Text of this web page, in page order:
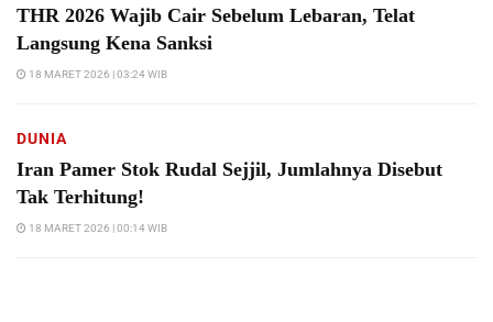
THR 2026 Wajib Cair Sebelum Lebaran, Telat
Langsung Kena Sanksi
18 MARET 2026 | 03:24 WIB
DUNIA
Iran Pamer Stok Rudal Sejjil, Jumlahnya Disebut
Tak Terhitung!
18 MARET 2026 | 00:14 WIB